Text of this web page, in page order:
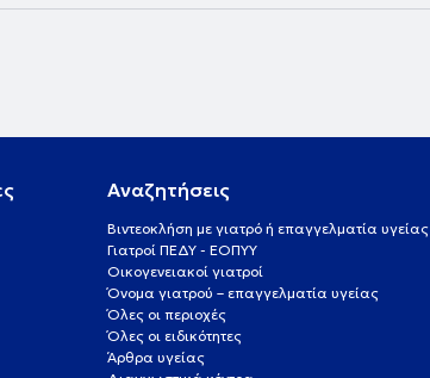
Αναζητήσεις
Βιντεοκλήση με γιατρό ή επαγγελματία υγείας
Γιατροί ΠΕΔΥ - ΕΟΠΥΥ
Οικογενειακοί γιατροί
Όνομα γιατρού – επαγγελματία υγείας
Όλες οι περιοχές
Όλες οι ειδικότητες
Άρθρα υγείας